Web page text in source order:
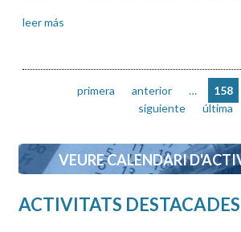
leer más
primera anterior … 158
siguiente
última
VEURE CALENDARI
ACTIVITATS DESTACADES